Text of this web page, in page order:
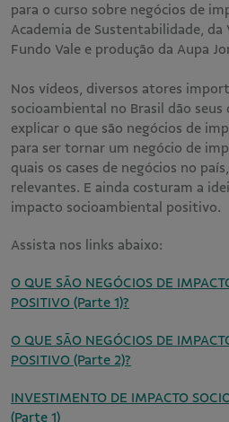
para o curso sobre negócios de
Academia de Sustentabilidade, da
Fundo Vale e produção da Aupa
Nos vídeos, diversos atores
socioambiental no Brasil dão
explicar o que são negócios de
para ser tornar um negócio de
quais os cases de negócios no
relevantes. E ainda costuram a
impacto socioambiental positivo.
Assista nos links abaixo:
O QUE SÃO NEGÓCIOS DE
POSITIVO (Parte 1)?
O QUE SÃO NEGÓCIOS DE
POSITIVO (Parte 2)?
INVESTIMENTO DE IMPACTO
(Parte 1)